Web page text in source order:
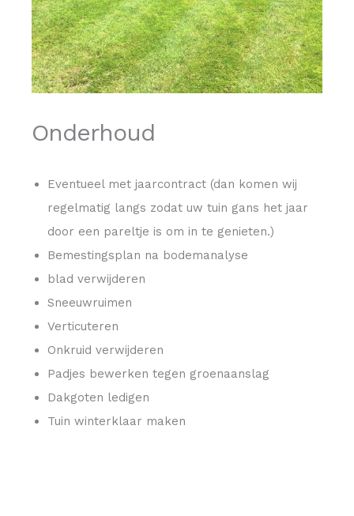
Onderhoud
Eventueel met jaarcontract (dan komen wij
regelmatig langs zodat uw tuin gans het jaar
door een pareltje is om in te genieten.)
Bemestingsplan na bodemanalyse
blad verwijderen
Sneeuwruimen
Verticuteren
Onkruid verwijderen
Padjes bewerken tegen groenaanslag
Dakgoten ledigen
Tuin winterklaar maken